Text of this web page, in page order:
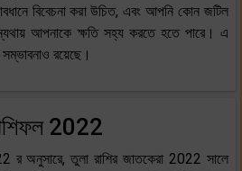
বিবেচনা করা উচিত, এবং আপনি কোন জটিল
আপনাকে ক্ষতি সহ্য করতে হতে পারে। এ
রয়েছে।
2022
অনুসারে, তুলা রাশির জাতকেরা 2022 সালে